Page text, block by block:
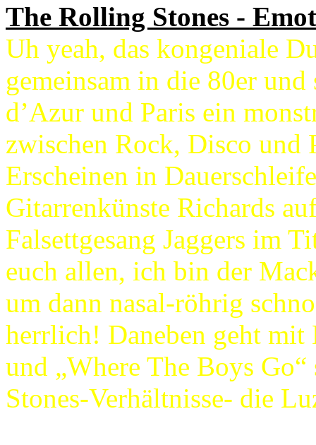
The Rolling Stones -
Uh yeah, das kongeniale
gemeinsam in die 80er
d’Azur und Paris ein
zwischen Rock, Disco und
Erscheinen in
Gitarrenkünste Richards
Falsettgesang Jaggers im
euch allen, ich bin der
um dann nasal-röhrig
herrlich! Daneben geht mit
und „Where The Boys
Stones-Verhältnisse- die